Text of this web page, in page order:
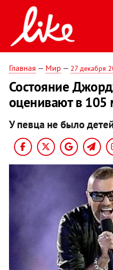
Главная — Мир — 27 декабря
Состояние
оценивают в 105
У певца не было